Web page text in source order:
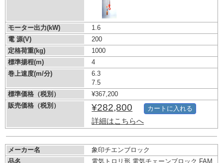
モーター出力(kW)
1.6
電 源(V)
200
定格荷重(kg)
1000
標準揚程(m)
4
巻上速度(m/分)
6.3
7.5
標準価格（税別）
¥367,200
販売価格（税別）
¥282,800
詳細はこちらへ
カートに入れる
メーカー名
象印チエンブロック
品名
電気トロリ形 電気チェーンブロック FAM